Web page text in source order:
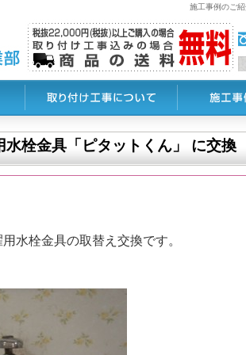
施工事例のご
栓金具「ピタットくん」 に交換
水栓金具の取替え交換です。